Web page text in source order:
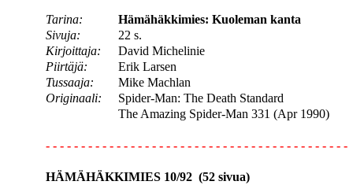
Tarina:
Hämähäkkimies: Kuoleman kanta
Sivuja:
22 s.
Kirjoittaja:
David Michelinie
Piirtäjä:
Erik Larsen
Tussaaja:
Mike Machlan
Originaali:
Spider-Man: The Death Standard
The Amazing Spider-Man 331 (Apr 1990)
- - - - - - - - - - - - - - - - - - - - - - - - - - - - - - - - - - - - - - - - - - -
HÄMÄHÄKKIMIES 10/92 (52 sivua)